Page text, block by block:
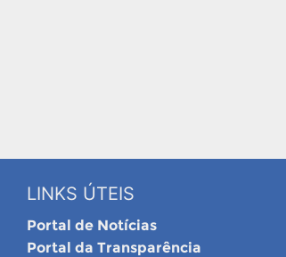
LINKS ÚTEIS
Portal de Notícias
Portal da Transparência